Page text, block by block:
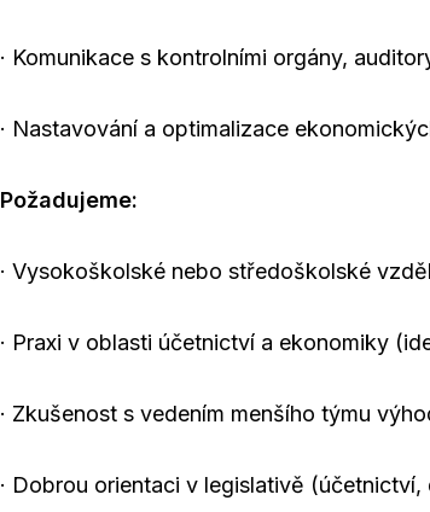
· Komunikace s kontrolními orgány,
· Nastavování a optimalizace
Požadujeme:
· Vysokoškolské nebo středoškolské
· Praxi v oblasti účetnictví a ekonomiky
· Zkušenost s vedením menšího týmu
· Dobrou orientaci v legislativě